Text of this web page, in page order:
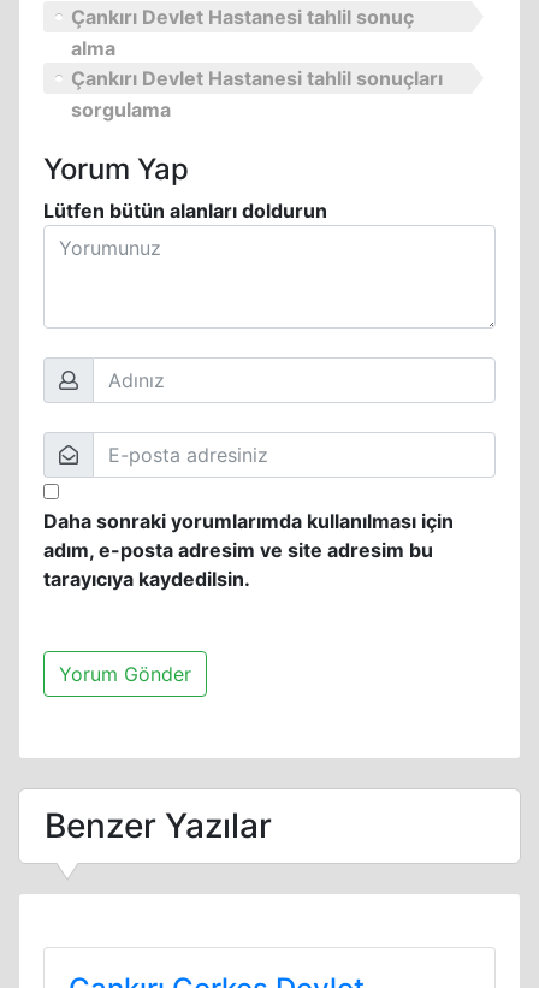
Çankırı Devlet Hastanesi tahlil sonuç
alma
Çankırı Devlet Hastanesi tahlil sonuçları
sorgulama
Yorum Yap
Lütfen bütün alanları doldurun
Daha sonraki yorumlarımda kullanılması için
adım, e-posta adresim ve site adresim bu
tarayıcıya kaydedilsin.
Benzer Yazılar